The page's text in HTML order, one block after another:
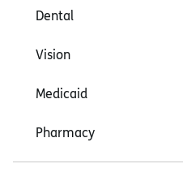
Dental
Vision
Medicaid
Pharmacy